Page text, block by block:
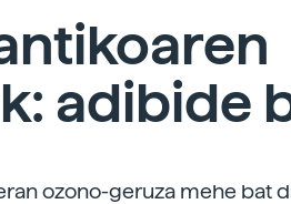
adibide
ozono-geruza mehe bat